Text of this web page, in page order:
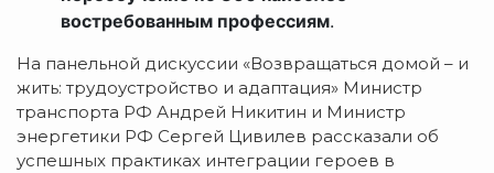
востребованным профессиям.
На панельной дискуссии «Возвращаться домой – и
жить: трудоустройство и адаптация» Министр
транспорта РФ Андрей Никитин и Министр
энергетики РФ Сергей Цивилев рассказали об
успешных практиках интеграции героев в